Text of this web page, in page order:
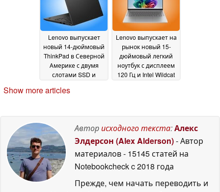
Lenovo выпускает
новый 14-дюймовый
ThinkPad в Северной
Америке с двумя
слотами SSD и
оперативной
Lenovo выпускает на
рынок новый 15-
дюймовый легкий
ноутбук с дисплеем
120 Гц и Intel Wildcat
Show more articles
Авторисходного текста:Алекс
Элдерсон (Alex Alderson)- Автор
материалов- 15145 статей на
Notebookcheckc 2018 года
Прежде, чем начать переводить и